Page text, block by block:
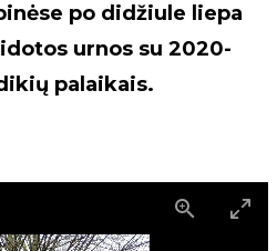
po didžiule liepa
urnos su 2020-
palaikais.